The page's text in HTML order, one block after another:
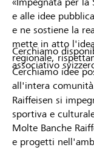
e alle idee
e ne sostiene la
mette in atto
regionale,
Cerchiamo idee
all'intera
Cerchiamo
associativo
Raiffeisen si
sportiva e
Molte Banche
e progetti